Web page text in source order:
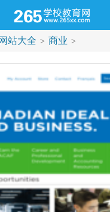
网站大全 > 商业 >